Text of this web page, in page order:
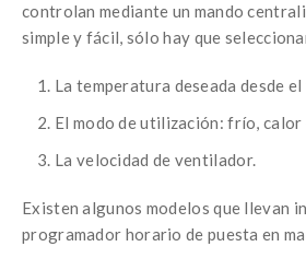
controlan mediante un mando
simple y fácil, sólo hay que
La temperatura deseada desde
El modo de utilización: frío,
La velocidad de ventilador.
Existen algunos modelos que llevan
programador horario de puesta en